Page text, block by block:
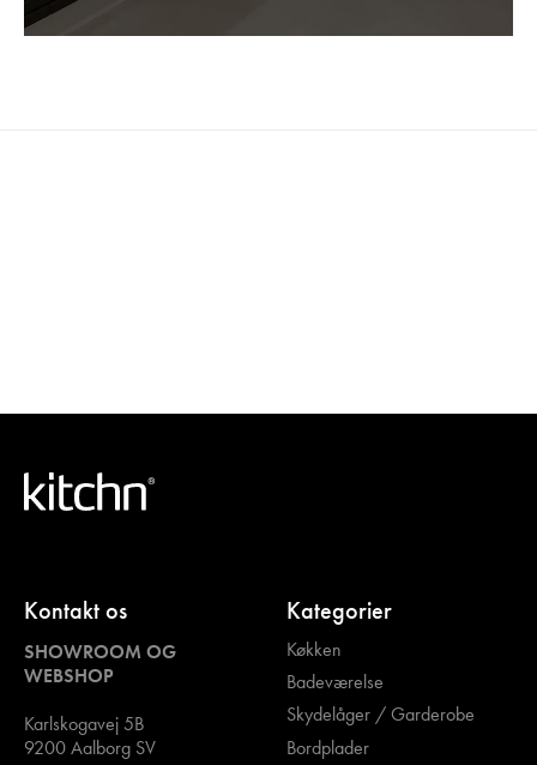
Kontakt os
SHOWROOM OG
WEBSHOP
Karlskogavej 5B
9200 Aalborg SV
Kategorier
Køkken
Badeværelse
Skydelåger / Garderobe
Bordplader